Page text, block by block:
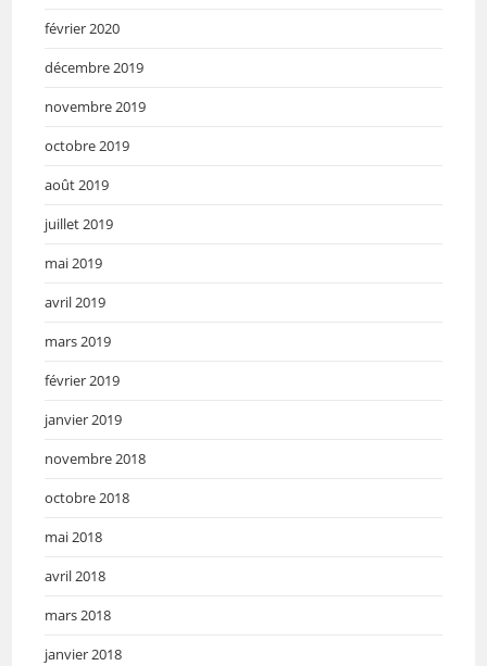
février 2020
décembre 2019
novembre 2019
octobre 2019
août 2019
juillet 2019
mai 2019
avril 2019
mars 2019
février 2019
janvier 2019
novembre 2018
octobre 2018
mai 2018
avril 2018
mars 2018
janvier 2018